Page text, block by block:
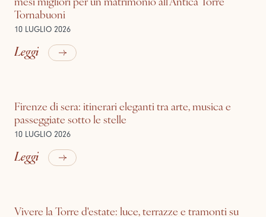
Tornabuoni
10 LUGLIO 2026
Leggi
Firenze di sera: itinerari eleganti tra arte, musica e
passeggiate sotto le stelle
10 LUGLIO 2026
Leggi
Vivere la Torre d'estate: luce, terrazze e tramonti su